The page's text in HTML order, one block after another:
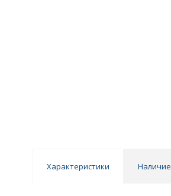
Характеристики Наличие